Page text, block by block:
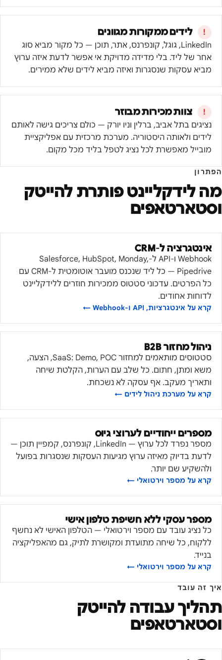
לידים ממקורות מגוונים
LinkedIn, גוגל, קונפרנס, אתר, תוכן — כל מקור מביא סוג
אחר של ליד. בלי מדידה מדויקת אי אפשר לדעת איזה ערוץ
מביא עסקות שנסגרות ואיזה מביא לידים שלא ממירים.
צוות מכירות מבוזר
נציגים בתל אביב, ברלין וניו יורק — כולם צריכים גישה לאותם
לידים ולאותה היסטוריה. מערכת מרכזית עם אפליקציית
מובייל מאפשרת לכל נציג לטפל בליד מכל מקום.
הפתרון
מה לידקליינט פותרת להייטק
וסטארטאפים
אינטגרציה ל-CRM
Webhook ו-API ל-Salesforce, HubSpot, Monday,
Pipedrive — כל ליד שנכנס מועבר אוטומטית ל-CRM עם
כל הפרטים. עדכוני סטטוס ממכירות חוזרים ללידקליינט
לדוחות אחודים.
קרא על אינטגרציות, API ו-Webhook ←
ניהול מחזור B2B
סטטוסים מותאמים למחזור SaaS: Demo, POC, הצעה,
משא ומתן, חתום. כל שלב עם הערות, הקלטת שיחה
ותאריך מעקב. אף עסקה לא נשכחת.
קרא על מערכת ניהול לידים ←
מספרים ייחודיים לערוצי גיוס
מספר נפרד לכל ערוץ — LinkedIn, קונפרנס, קמפיין תוכן —
לדעת בדיוק מאיזה ערוץ מגיעות העסקות שנסגרות בפועל
ולהשקיע שם יותר.
קרא על מספר וירטואלי ←
מספר עסקי ללא חשיפת טלפון אישי
כל נציג עובד עם מספר וירטואלי — הטלפון האישי לא נחשף
ללקוח, כל שיחה מתועדת ומקושרת לתיק, גם מהאפליקציה
בנייד.
קרא על מספר וירטואלי ←
איך זה עובד
תהליך עבודה להייטק
וסטארטאפים